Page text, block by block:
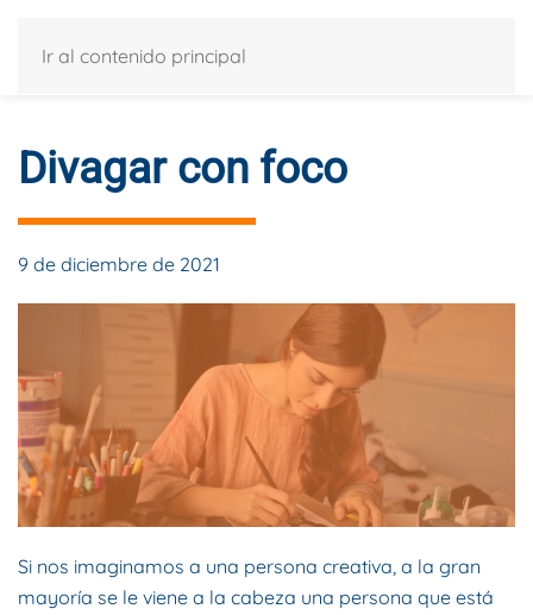
Ir al contenido principal
Divagar con foco
9 de diciembre de 2021
Si nos imaginamos a una persona creativa, a la gran
mayoría se le viene a la cabeza una persona que está